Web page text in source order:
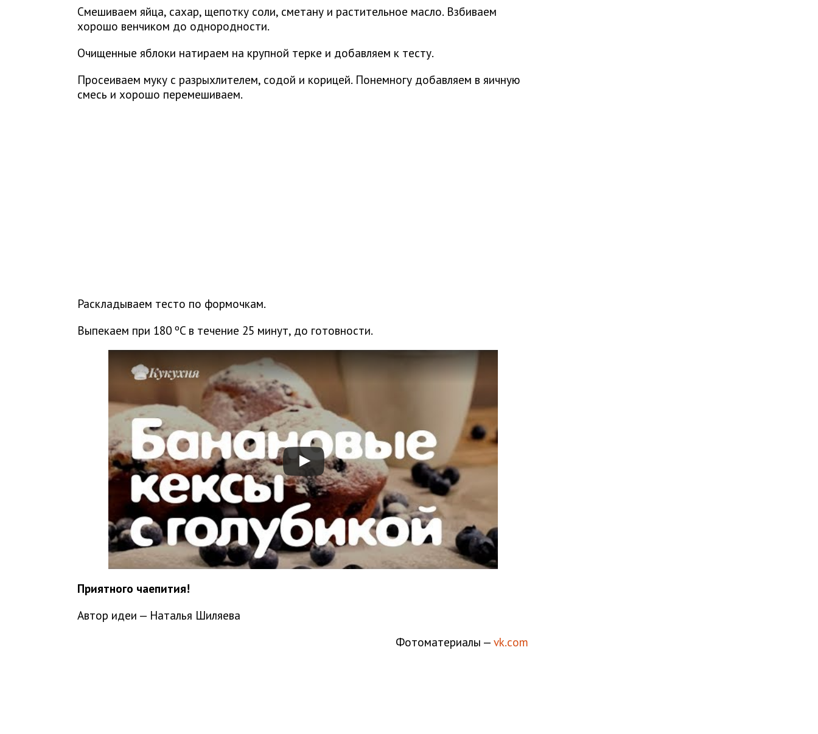
Смешиваем яйца, сахар, щепотку соли, сметану и растительное масло. Взбиваем
хорошо венчиком до однородности.
Очищенные яблоки натираем на крупной терке и добавляем к тесту.
Просеиваем муку с разрыхлителем, содой и корицей. Понемногу добавляем в яичную
смесь и хорошо перемешиваем.
Раскладываем тесто по формочкам.
Выпекаем при 180 ºC в течение 25 минут, до готовности.
Приятного чаепития!
Автор идеи — Наталья Шиляева
Фотоматериалы — vk.com